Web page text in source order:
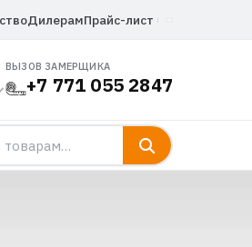
ДилерамПрайс-лист
ВЫЗОВ ЗАМЕРЩИКА
+7 771 055 2847